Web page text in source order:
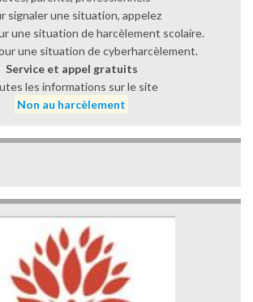
signaler une situation, appelez
une situation de harcèlement scolaire.
une situation de cyberharcèlement.
Service et appel gratuits
les informations sur le site
Non au harcèlement